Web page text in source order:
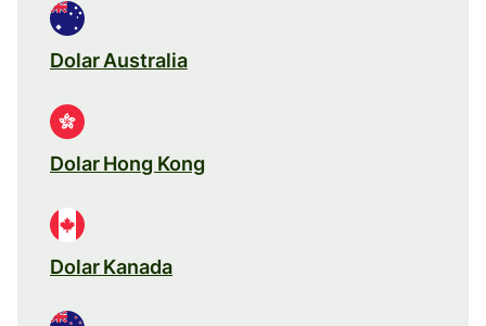
Dolar Australia
Dolar Hong Kong
Dolar Kanada